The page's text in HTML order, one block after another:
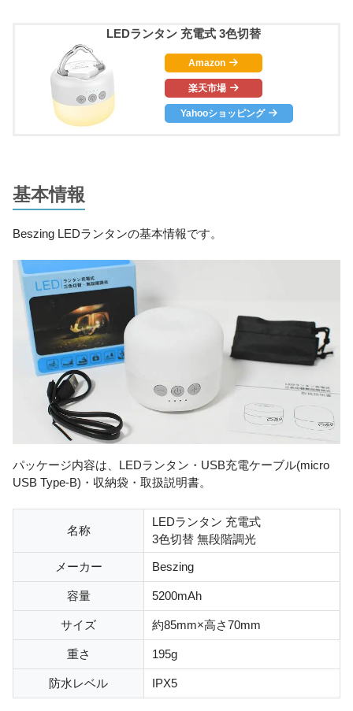
LEDランタン 充電式 3色切替
Amazon
楽天市場
Yahooショッピング
基本情報
Beszing LEDランタンの基本情報です。
パッケージ内容は、LEDランタン・USB充電ケーブル(micro
USB Type-B)・収納袋・取扱説明書。
名称
LEDランタン 充電式
3色切替 無段階調光
メーカー Beszing
容量 5200mAh
サイズ 約85mm×高さ70mm
重さ 195g
防水レベル IPX5